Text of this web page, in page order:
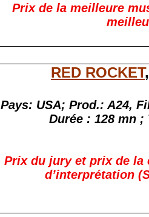
Prix de la meilleure
RED ROCKET
Pays: USA; Prod.: A24,
Durée : 128 mn
Prix du jury et prix de la
d’interprétation